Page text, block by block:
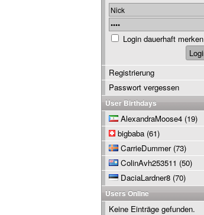
Login dauerhaft merken
Registrierung
Passwort vergessen
User Birthdays
AlexandraMoose4 (19)
bigbaba (61)
CarrieDummer(73)
ColinAvh253511 (50)
DaciaLardner8 (70)
Users Online
Keine Einträge gefunden.